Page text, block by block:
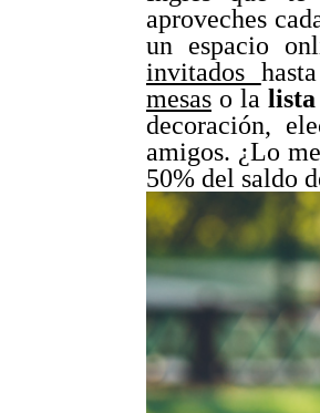
aproveches
un espacio
invitados
mesas o la lista
decoración,
amigos. ¿Lo
50% del saldo